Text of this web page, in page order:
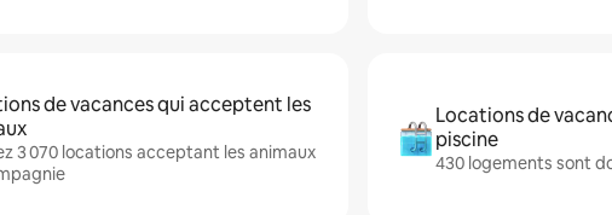
de vacances qui acceptent les
3 070 locations acceptant les animaux
Locations de
piscine
430 logements sont